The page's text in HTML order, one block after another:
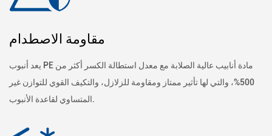
مقاومة الاصطدام
يعد أنبوب PE مادة أنابيب عالية الصلابة مع معدل استطالة الكسر أكثر من
500%، والتي لها تأثير ممتاز ومقاومة للزلازل، والتكيف القوي للتوازن غير
المتساوي لقاعدة الأنبوب.